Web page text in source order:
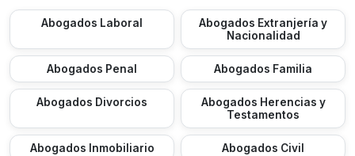
Abogados Laboral
Abogados Extranjería y
Nacionalidad
Abogados Penal Abogados Familia
Abogados Divorcios
Abogados Herencias y
Testamentos
Abogados Inmobiliario Abogados Civil